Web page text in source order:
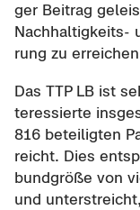
ger Bei­trag
Nachhaltigkeits-​
rung zu
Das TTP LB ist
ter­es­sier­te
816 be­tei­lig­ten
reicht. Dies
bund­grö­ße von
und